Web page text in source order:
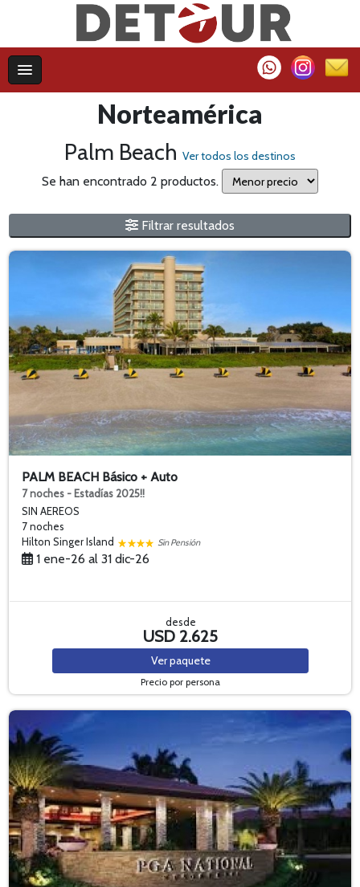
Norteamérica
Palm Beach Ver todos los destinos
Se han encontrado 2 productos.
Filtrar resultados
PALM BEACH Básico + Auto
7 noches - Estadías 2025!!
SIN AEREOS
7 noches
Hilton Singer Island
Sin Pensión
1 ene-26 al 31 dic-26
desde
USD 2.625
Verpaquete
Precio por persona